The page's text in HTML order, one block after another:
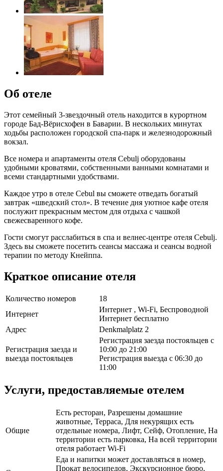
Об отеле
Этот семейный 3-звездочный отель находится в курортном
городе Бад-Вёрисхофен в Баварии. В нескольких минутах
ходьбы расположен городской спа-парк и железнодорожный
вокзал.
Все номера и апартаменты отеля Cebulj оборудованы
удобными кроватями, собственными ванными комнатами и
всеми стандартными удобствами.
Каждое утро в отеле Cebul вы сможете отведать богатый
завтрак «шведский стол». В течение дня уютное кафе отеля
послужит прекрасным местом для отдыха с чашкой
свежесваренного кофе.
Гости смогут расслабиться в спа и велнес-центре отеля Cebulj.
Здесь вы сможете посетить сеансы массажа и сеансы водной
терапии по методу Кнейппа.
Краткое описание отеля
Количество номеров
18
Интернет
Интернет , Wi-Fi, Беспроводной
Интернет бесплатно
Адрес
Denkmalplatz 2
Регистрация заезда и
выезда постояльцев
Регистрация заезда постояльцев с
10:00 до 21:00
Регистрация выезда с 06:30 до
11:00
Услуги, предоставляемые отелем
Общие
Есть ресторан, Разрешены домашние
животные, Терраса, Для некурящих есть
отдельные номера, Лифт, Сейф, Отопление, На
территории есть парковка, На всей территории
отеля работает Wi-Fi
Еда и напитки может доставляться в номер,
Прокат велосипедов, Экскурсионное бюро,